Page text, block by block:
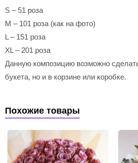
S – 51 роза
M – 101 роза (как на фото)
L – 151 роза
XL – 201 роза
Данную композицию возможно
букета, но и в корзине или коробке.
Похожие товары